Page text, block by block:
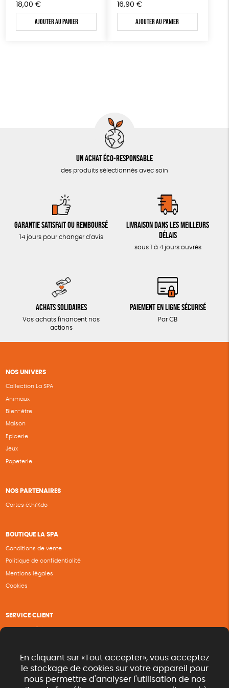
JEUX
Fabriqué en Europe
18,00 €
Ajouter au panier
16,90 €
Ajouter au panier
Un achat éco-responsable
des produits sélectionnés avec soin
Garantie satisfait ou remboursé
14 jours pour changer d'avis
Livraison dans les meilleurs
délais
sous 1 à 4 jours ouvrés
Achats solidaires
Vos achats financent nos
actions
Paiement en ligne sécurisé
Par CB
NOS UNIVERS
Collection La SPA
Animaux
Bien-être
Maison
Epicerie
Jeux
Papeterie
NOS PARTENAIRES
Cartes éthi’Kdo
BOUTIQUE LA SPA
Conditions de vente
Politique de confidentialité
Mentions légales
Cookies
SERVICE CLIENT
Nous contacter
Renvoyer des articles
Commande rapide catalogue
En cliquant sur «Tout accepter», vous acceptez
le stockage de cookies sur votre appareil pour
nous permettre d'analyser l'utilisation de nos